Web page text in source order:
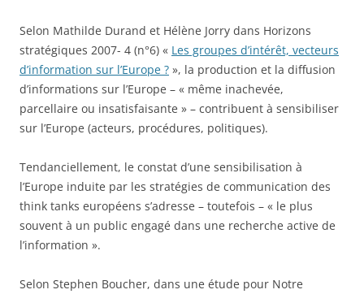
Selon Mathilde Durand et Hélène Jorry dans Horizons
stratégiques 2007- 4 (n°6) « Les groupes d’intérêt, vecteurs
d’information sur l’Europe ? », la production et la diffusion
d’informations sur l’Europe – « même inachevée,
parcellaire ou insatisfaisante » – contribuent à sensibiliser
sur l’Europe (acteurs, procédures, politiques).
Tendanciellement, le constat d’une sensibilisation à
l’Europe induite par les stratégies de communication des
think tanks européens s’adresse – toutefois – « le plus
souvent à un public engagé dans une recherche active de
l’information ».
Selon Stephen Boucher, dans une étude pour Notre